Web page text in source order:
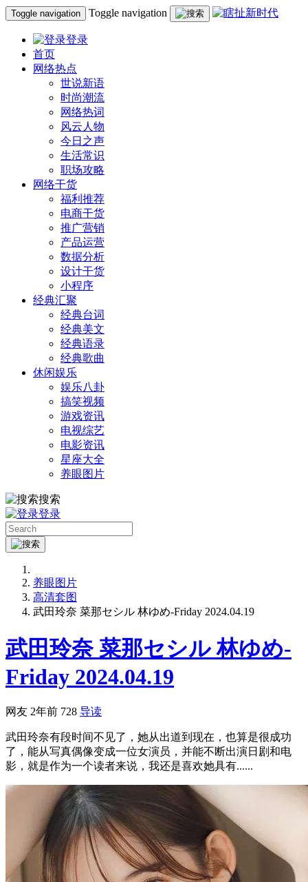
Toggle navigation Toggle navigation
登录
首页
网络热点
世说新语
时尚潮流
网络热词
风云人物
今日之声
生活常识
职场攻略
网络干货
福利推荐
电商干货
推广营销
产品运营
数据分析
设计干货
小程序
经典汇聚
经典台词
经典美文
经典语录
经典歌曲
休闲娱乐
娱乐八卦
搞笑视频
游戏资讯
电视综艺
电影资讯
星座大全
养眼图片
搜索
登录
养眼图片
高清套图
武田玲奈 菜那セシル 林ゆめ-Friday 2024.04.19
武田玲奈 菜那セシル 林ゆめ-
Friday 2024.04.19
网友 2年前 728 导读
武田玲奈有段时间不见了，她从出道到现在，也算是很成功
了，能从写真偶像变成一位女演员，并能不断出演日剧和电
影，就是作为一个读者来说，我还是喜欢她具有......